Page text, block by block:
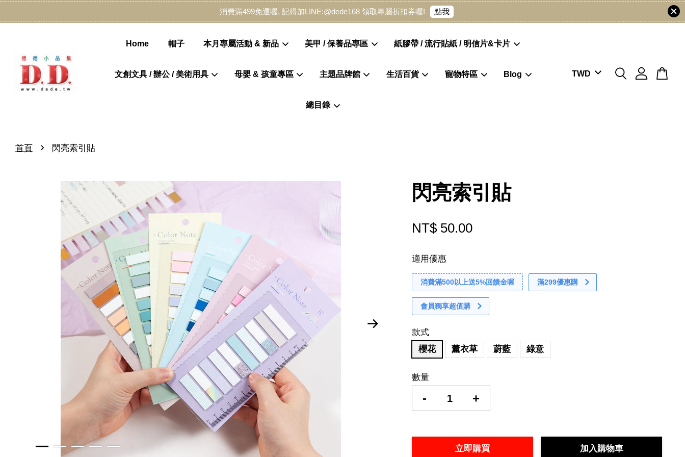
消費滿499免運喔, 記得加LINE:@dede168 領取專屬折扣券喔! 點我
Home 帽子 本月專屬活動 & 新品 美甲 / 保養品專區 紙膠帶 / 流行貼紙 / 明信片&卡片
文創文具 / 辦公 / 美術用具 母嬰 & 孩童專區 主題品牌館 生活百貨 寵物特區 Blog
總目錄
首頁 › 閃亮索引貼
閃亮索引貼
NT$ 50.00
適用優惠
消費滿500以上送5%回饋金喔 滿299優惠購
會員獨享超值購
款式
櫻花
薰衣草 蔚藍 綠意
數量
- +
立即購買 加入購物車